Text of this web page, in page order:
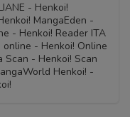
- Henkoi!
MangaEden -
- Henkoi! Reader ITA
- Henkoi! Online
Scan - Henkoi! Scan
Henkoi! -